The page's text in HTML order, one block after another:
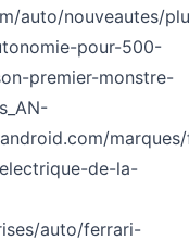
auto/nouveautes/
pour-500-
premier-monstre-
marques/
de-la-
auto/ferrari-